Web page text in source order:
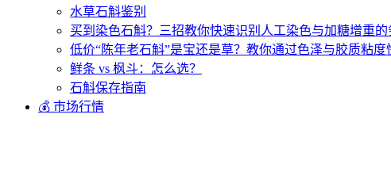
水草石斛鉴别
买到染色石斛？三招教你快速识别人工染色与加糖增重的
低价“陈年老石斛”是宝还是草？教你通过色泽与胶质粘度
鲜条 vs 枫斗：怎么选？
石斛保存指南
💰 市场行情